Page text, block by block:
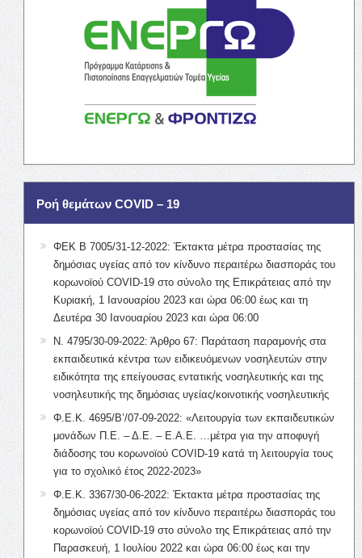
Ροή θεμάτων COVID – 19
ΦΕΚ Β 7005/31-12-2022: Έκτακτα μέτρα προστασίας της
δημόσιας υγείας από τον κίνδυνο περαιτέρω διασποράς του
κορωνοϊού COVID-19 στο σύνολο της Επικράτειας από την
Κυριακή, 1 Ιανουαρίου 2023 και ώρα 06:00 έως και τη
Δευτέρα 30 Ιανουαρίου 2023 και ώρα 06:00
Ν. 4795/30-09-2022: Άρθρο 67: Παράταση παραμονής στα
εκπαιδευτικά κέντρα των ειδικευόμενων νοσηλευτών στην
ειδικότητα της επείγουσας εντατικής νοσηλευτικής και της
νοσηλευτικής της δημόσιας υγείας/κοινοτικής νοσηλευτικής
Φ.Ε.Κ. 4695/Β’/07-09-2022: «Λειτουργία των εκπαιδευτικών
μονάδων Π.Ε. – Δ.Ε. – Ε.Α.Ε. …μέτρα για την αποφυγή
διάδοσης του κορωνοϊού COVID-19 κατά τη λειτουργία τους
για το σχολικό έτος 2022-2023»
Φ.Ε.Κ. 3367/30-06-2022: Έκτακτα μέτρα προστασίας της
δημόσιας υγείας από τον κίνδυνο περαιτέρω διασποράς του
κορωνοϊού COVID-19 στο σύνολο της Επικράτειας από την
Παρασκευή, 1 Ιουλίου 2022 και ώρα 06:00 έως και την